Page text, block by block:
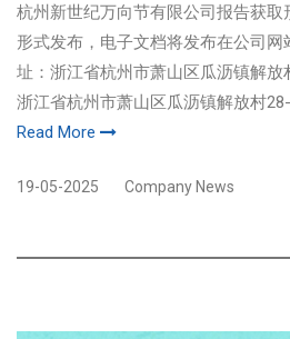
杭州新世纪万向节有限公司报告获
形式发布，电子文档将发布在公司
址：浙江省杭州市萧山区瓜沥镇解放
浙江省杭州市萧山区瓜沥镇解放村
Read More
19-05-2025 Company News